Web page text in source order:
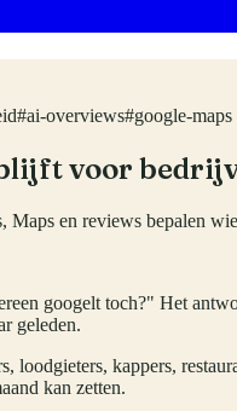
#ai-overviews#google-maps
voor
en reviews bepalen
googelt toch?" Het
geleden.
loodgieters, kappers,
kan zetten.